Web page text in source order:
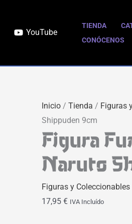
YouTube
TIENDA
CONÓCENOS
Inicio /Tienda / Figuras
Shippuden 9cm
Figura
Naruto
Figuras y Coleccionables
17,95€ IVA Incluído
POP
|
9cm
cantidad